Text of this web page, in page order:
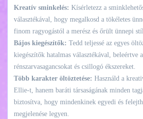
Kreatív sminkelés: Kísérletezz a
választékával, hogy megalkosd a tökéletes
finom ragyogástól a merész és őrült ünnepi
Bájos kiegészítők: Tedd teljessé az egyes
kiegészítők hatalmas választékával, beleértve
rénszarvasagancsokat és csillogó ékszereket.
Több karakter öltöztetése: Használd a
Ellie-t, hanem baráti társaságának minden
biztosítva, hogy mindenkinek egyedi és
megjelenése legyen.